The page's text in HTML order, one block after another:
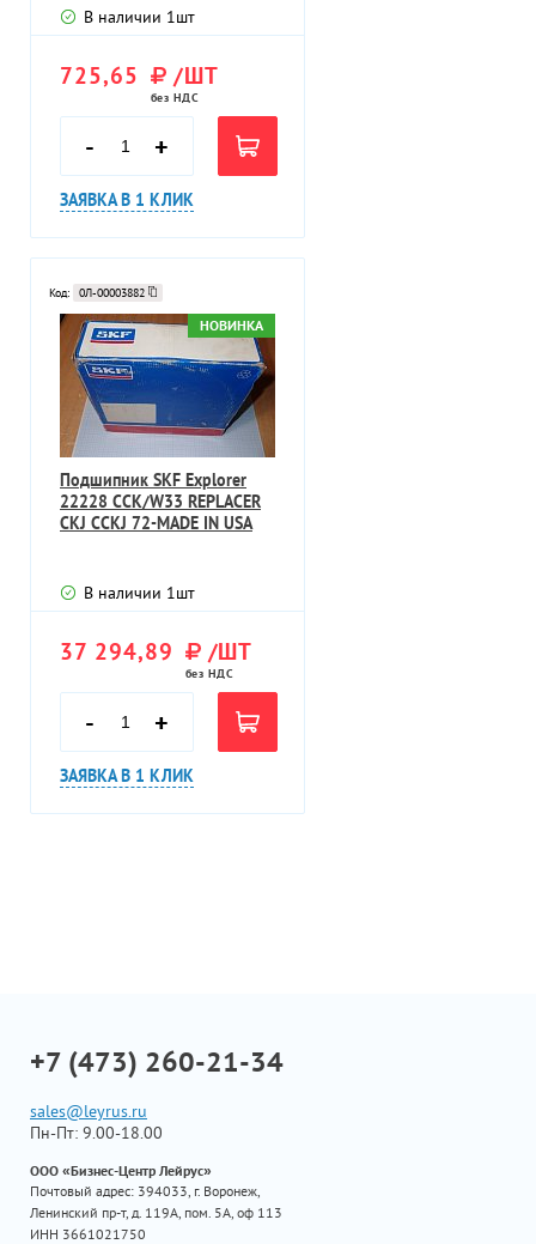
В наличии 1 шт
725,65 /ШТ
без НДС
- +
ЗАЯВКА В 1 КЛИК
Код: 0Л-00003882
НОВИНКА
Подшипник SKF Explorer
22228 CCK/W33 REPLACER
CKJ CCKJ 72-MADE IN USA
В наличии 1 шт
37 294,89 /ШТ
без НДС
- +
ЗАЯВКА В 1 КЛИК
+7 (473) 260-21-34
sales@leyrus.ru
Пн-Пт: 9.00-18.00
ООО «Бизнес-Центр Лейрус»
Почтовый адрес: 394033, г. Воронеж,
Ленинский пр-т, д. 119А, пом. 5А, оф 113
ИНН 3661021750